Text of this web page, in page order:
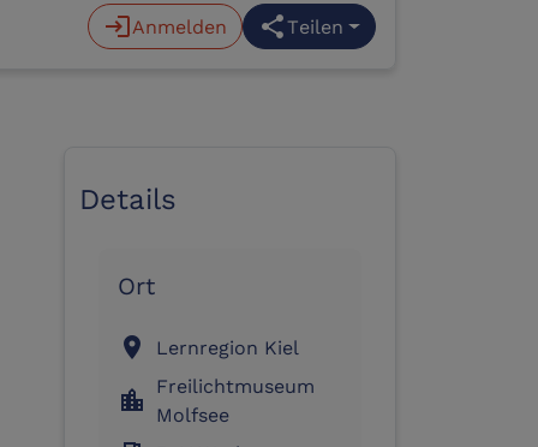
loginAnmelden shareTeilen
Details
Ort
location_on Lernregion Kiel
location_city
Freilichtmuseum
Molfsee